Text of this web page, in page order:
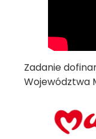
Zadanie
Województwa